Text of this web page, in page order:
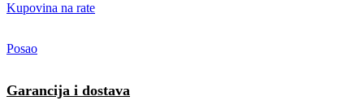
Kupovina na rate
Posao
Garancija i dostava